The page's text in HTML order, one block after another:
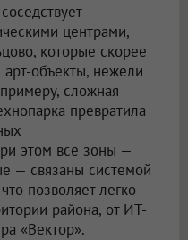
центрами,
которые скорее
объекты, нежели
сложная
превратила
этом все зоны —
— связаны системой
позволяет легко
района, от ИТ-
«Вектор».